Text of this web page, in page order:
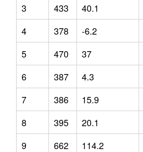
3
433 40.1
4
378 -6.2
5
470 37
6
387 4.3
7
386 15.9
8
395 20.1
9
662 114.2